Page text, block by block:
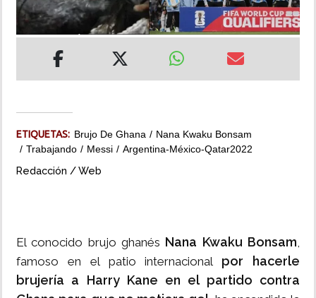
IMPRESO
ETIQUETAS: Brujo De Ghana
Nana Kwaku Bonsam
Trabajando
Messi Argentina-México-Qatar2022
Redacción / Web
El conocido brujo ghanés Nana Kwaku Bonsam,
famoso en el patio internacional por hacerle
brujería a Harry Kane en el partido contra